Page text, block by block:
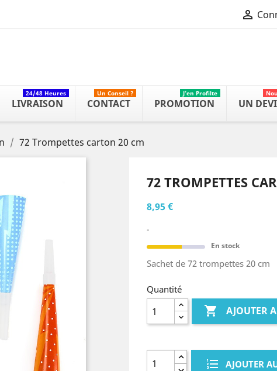

LIVRAISON
24/48 Heures
CONTACT
Un Conseil ?
PROMOTION
J'en Profilte
UN
72 Trompettes carton 20 cm
72 TROMPETTES
8,95 €
-
En stock
Sachet de 72 trompettes 20 cm
Quantité
 AJOUTER
AJOUTER